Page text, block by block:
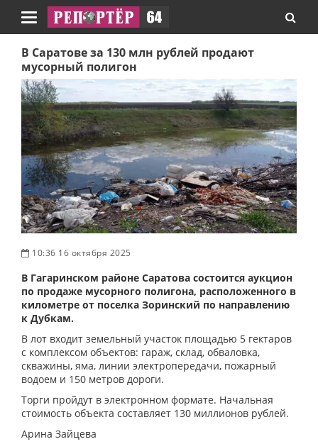
Навигация
В Саратове за 130 млн рублей продают
мусорный полигон
10:36 16 октября 2025
В Гагаринском районе Саратова состоится аукцион
по продаже мусорного полигона, расположенного в
километре от поселка Зоринский по направлению
к Дубкам.
В лот входит земельный участок площадью 5 гектаров
с комплексом объектов: гараж, склад, обваловка,
скважины, яма, линии электропередачи, пожарный
водоем и 150 метров дороги.
Торги пройдут в электронном формате. Начальная
стоимость объекта составляет 130 миллионов рублей.
Арина Зайцева